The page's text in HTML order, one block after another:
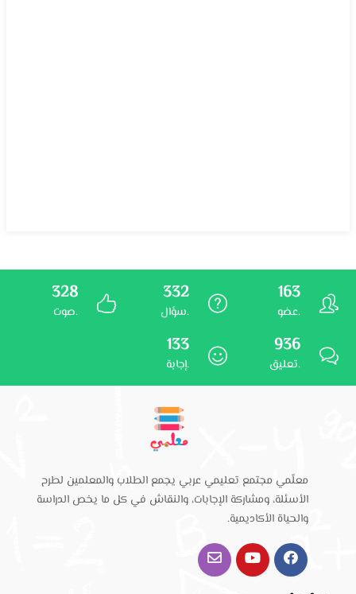
163
عضو.
332
سؤال.
328
صوت.
936
تعليق.
133
إجابة.
معلّمي مجتمع تعليمي عربي يجمع الطلاب والمعلمين لطرح
الأسئلة، ومشاركة الإجابات، والنقاش في كل ما يخص الدراسة
والحياة الأكاديمية.